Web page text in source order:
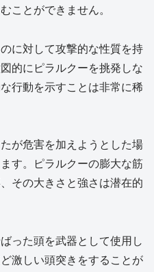
ことができません。
に対して攻撃的な性質を持
的にピラルクーを挑発しな
行動を示すことは非常に稀
が危害を加えようとした場
す。ピラルクーの膨大な筋
その大きさと強さは潜在的
った頭を武器として使用し
激しい頭突きをすることが